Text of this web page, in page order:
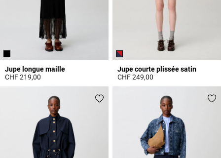
Jupe longue maille
CHF 219,00
Jupe courte plissée satin
CHF 249,00